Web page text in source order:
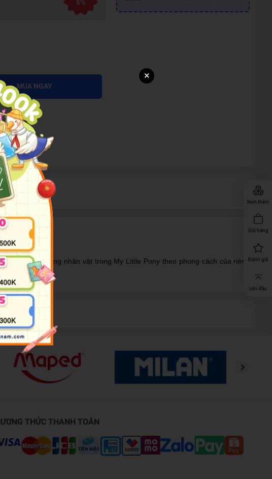
Xem thêm
Giỏ hàng
Đánh giá
Lên đầu
5%
MUA NGAY
tạo ra những nhân vật trong My Little Pony theo phong cách của riêng
THỨC THANH TOÁN
×